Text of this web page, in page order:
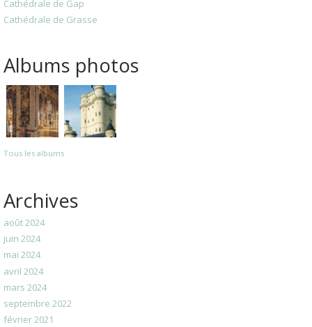
Cathédrale de Gap
Cathédrale de Grasse
Albums photos
Tous les albums
Archives
août 2024
juin 2024
mai 2024
avril 2024
mars 2024
septembre 2022
février 2021